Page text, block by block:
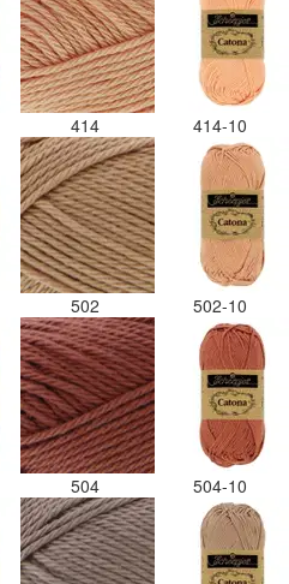
414 414-10
502 502-10
504 504-10